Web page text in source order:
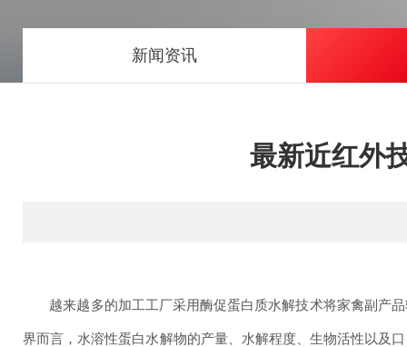
新闻资讯
最新近红外
越来越多的加工工厂采用酶促蛋白质水解技术将家禽副产
界而言，水溶性蛋白水解物的产量、水解程度、生物活性以及